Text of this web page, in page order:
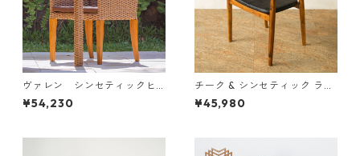
ヴァレン シンセティックヒ
ヤシンス アームチェア
¥54,230
チーク & シンセティック ラタ
ン ダイニングチェア
¥45,980